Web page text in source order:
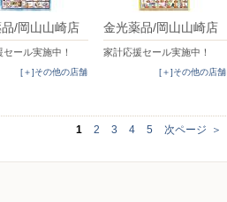
/岡山山崎店
ール実施中！
[＋]その他の店舗
金光薬品/岡山山崎店
家計応援セール実施中！
[＋]その他の店舗
1 2 3 4 5 次ページ ＞